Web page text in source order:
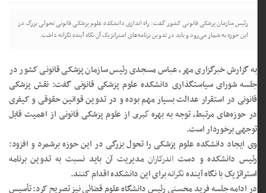
رئیس سازمان پزشکی قانونی کشور گفت: راه اندازی دانشکده علوم پزشکی قانونی تحولی بزرگ در
این حوزه به شمار می‌رود و باید در تدوین برنامه‌های استراتژیک آن نگاه آینده نگرانه داشت.
به گزارش خبرگزاری مهر، عباس مسجدی رئیس سازمان پزشکی قانونی کشور در
جلسه شورای سیاستگذاری دانشکده علوم پزشکی قانونی گفت: نقش پزشکی
قانونی در استقرار عدالت بسیار مهم بوده و در تدوین قوانین حقوقی و کیفری
در حوزه‌های مرتبط، توجه به بهرهگیریاز علوم پزشکی قانونی از اهمیت قابل
توجهی برخوردار است.
وی ایجاد دانشکده علوم پزشکی را تحول بزرگی در این حوزه برشمرد و افزود:
رئیس دانشکده و دستاندرکارانمدیریت آن باید نسبت به تدوین برنامه
استراتژیک با نگاه آیندهنگرانهبرای این دانشکده اقدام کنند.
در ادامه جلسه فرید محسنی رئیس دانشگاه علوم قضائی نیز تصریح کرد: تأسیس